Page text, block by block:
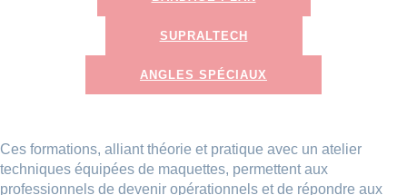
SUPRALTECH
ANGLES SPÉCIAUX
Ces formations, alliant théorie et pratique avec un atelier
techniques équipées de maquettes, permettent aux
professionnels de devenir opérationnels et de répondre aux